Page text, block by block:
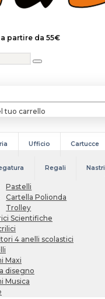
partire da 55€
tuo carrello
Ufficio Cartucce
Regali Nastri
Pastelli
Cartella Polionda
Trolley
Scientifiche
4 anelli scolastici
Maxi
disegno
Musica